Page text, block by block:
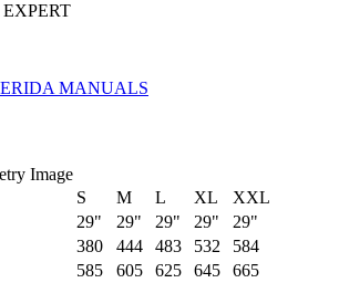
MANUALS
S M L XL
XXL
29" 29" 29" 29"
29"
380 444 483 532
584
585 605 625 645
665